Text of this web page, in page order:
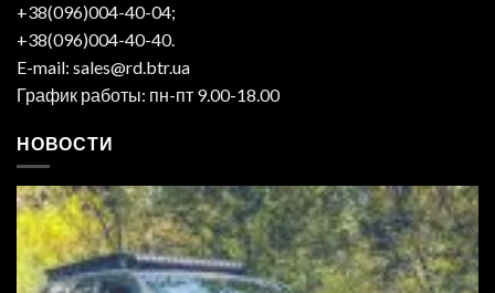
+38(096)004-40-04;
+38(096)004-40-40.
E-mail: sales@rd.btr.ua
График работы: пн-пт 9.00-18.00
НОВОСТИ